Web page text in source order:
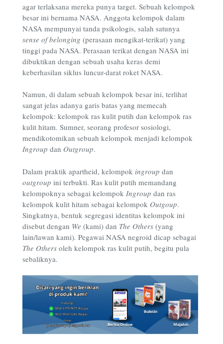
agar terlaksana mereka punya target. Sebuah kelompok
besar ini bernama NASA. Anggota kelompok dalam
NASA mempunyai tanda psikologis, salah satunya
sense of belonging (perasaan mengikat-terikat) yang
tinggi pada NASA. Perasaan terikat dengan NASA ini
dibuktikan dengan sebuah usaha keras demi
keberhasilan siklus luncur-darat roket NASA.
Namun, di dalam sebuah kelompok besar ini, terlihat
sangat jelas adanya garis batas yang memecah
kelompok: kelompok ras kulit putih dan kelompok ras
kulit hitam. Sumner, seorang profesor sosiologi,
mendikotomikan sebuah kelompok menjadi kelompok
Ingroup dan Outgroup.
Dalam praktik apartheid, kelompok ingroup dan
outgroup ini terbukti. Ras kulit putih memandang
kelompoknya sebagai kelompok Ingroup dan ras
kelompok kulit hitam sebagai kelompok Outgoup.
Singkatnya, bentuk segregasi identitas kelompok ini
disebut dengan We (kami) dan The Others (yang
lain/lawan kami). Pegawai NASA negroid dicap sebagai
The Others oleh kelompok ras kulit putih, begitu pula
sebaliknya.